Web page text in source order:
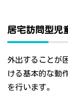
居宅訪問型児
外出することが
ける基本的な動
を行います。